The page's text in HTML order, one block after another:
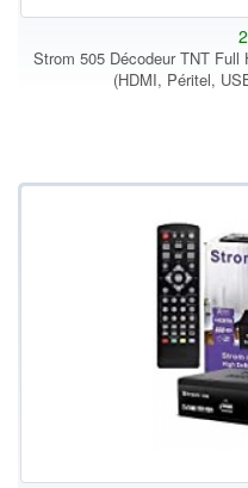
Strom 505 Décodeur TNT Full
(HDMI, Péritel,